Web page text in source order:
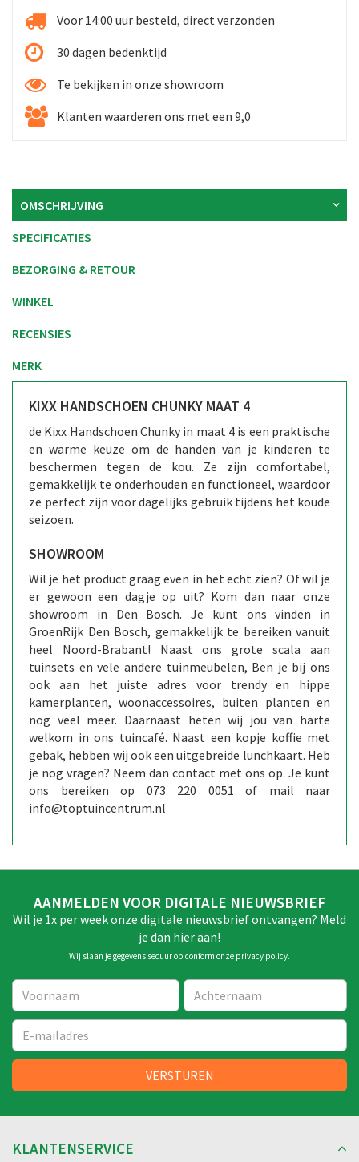
Voor 14:00 uur besteld, direct verzonden
30 dagen bedenktijd
Te bekijken in onze showroom
Klanten waarderen ons met een 9,0
OMSCHRIJVING
SPECIFICATIES
BEZORGING & RETOUR
WINKEL
RECENSIES
MERK
KIXX HANDSCHOEN CHUNKY MAAT 4
de Kixx Handschoen Chunky in maat 4 is een praktische
en warme keuze om de handen van je kinderen te
beschermen tegen de kou. Ze zijn comfortabel,
gemakkelijk te onderhouden en functioneel, waardoor
ze perfect zijn voor dagelijks gebruik tijdens het koude
seizoen.
SHOWROOM
Wil je het product graag even in het echt zien? Of wil je
er gewoon een dagje op uit? Kom dan naar onze
showroom in Den Bosch. Je kunt ons vinden in
GroenRijk Den Bosch, gemakkelijk te bereiken vanuit
heel Noord-Brabant! Naast ons grote scala aan
tuinsets en vele andere tuinmeubelen, Ben je bij ons
ook aan het juiste adres voor trendy en hippe
kamerplanten, woonaccessoires, buiten planten en
nog veel meer. Daarnaast heten wij jou van harte
welkom in ons tuincafé. Naast een kopje koffie met
gebak, hebben wij ook een uitgebreide lunchkaart. Heb
je nog vragen? Neem dan contact met ons op. Je kunt
ons bereiken op 073 220 0051 of mail naar
info@toptuincentrum.nl
AANMELDEN VOOR DIGITALE NIEUWSBRIEF
Wil je 1x per week onze digitale nieuwsbrief ontvangen? Meld
je dan hier aan!
Wij slaan je gegevens secuur op conform onze privacy policy.
KLANTENSERVICE